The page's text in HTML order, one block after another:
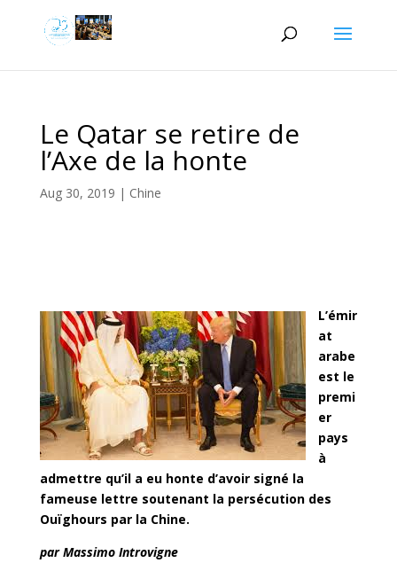
Le Qatar se retire de
l’Axe de la honte
Aug 30, 2019 | Chine
L’émir
at
arabe
est le
premi
er
pays
à
admettre qu’il a eu honte d’avoir signé la
fameuse lettre soutenant la persécution des
Ouïghours par la Chine.
par Massimo Introvigne